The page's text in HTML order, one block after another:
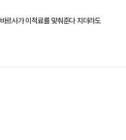
바르사가 이적료를 맞춰준다 치더라도